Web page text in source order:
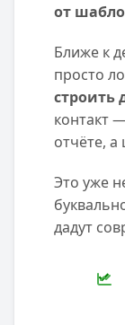
от
Ближе к
просто
строить
контакт
отчёте,
Это уже
дадут